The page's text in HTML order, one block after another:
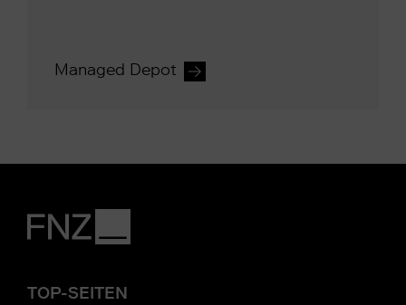
Managed Depot
TOP-SEITEN